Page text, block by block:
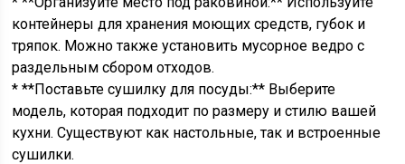
контейнеры для хранения моющих средств, губок и
тряпок. Можно также установить мусорное ведро с
раздельным сбором отходов.
* **Поставьте сушилку для посуды:** Выберите
модель, которая подходит по размеру и стилю вашей
кухни. Существуют как настольные, так и встроенные
сушилки.